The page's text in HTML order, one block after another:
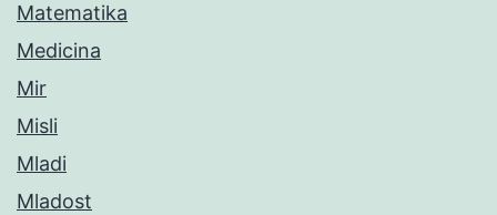
Matematika
Medicina
Mir
Misli
Mladi
Mladost